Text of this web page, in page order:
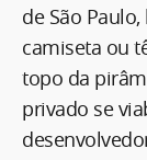
de São
camiseta ou
topo da
privado se